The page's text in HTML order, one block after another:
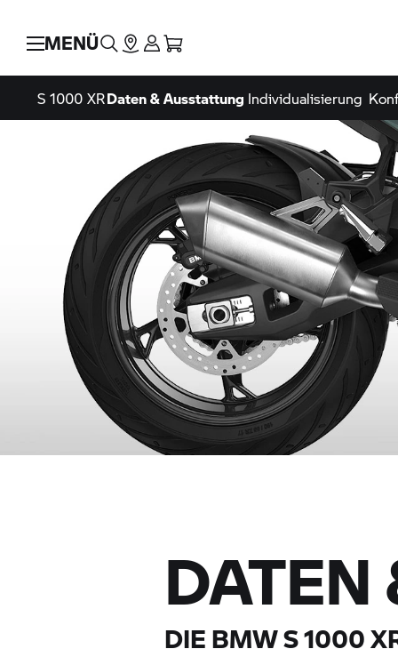
MENÜ
S 1000 XRDaten & Ausstattung Individualisierung
DATEN
DIE BMWS 1000